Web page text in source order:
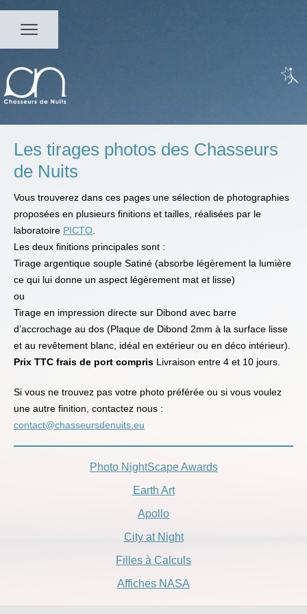
Les tirages photos des Chasseurs
de Nuits
Vous trouverez dans ces pages une sélection de photographies
proposées en plusieurs finitions et tailles, réalisées par le
laboratoire PICTO
Les deux finitions principales sont :
Tirage argentique souple Satiné (absorbe légèrement la lumière
ce qui lui donne un aspect légèrement mat et lisse)
ou
Tirage en impression directe sur Dibond avec barre
d’accrochage au dos (Plaque de Dibond 2mm à la surface lisse
et au revêtement blanc, idéal en extérieur ou en déco intérieur).
Prix TTC frais de port compris Livraison entre 4 et 10 jours.
Si vous ne trouvez pas votre photo préférée ou si vous voulez
une autre finition, contactez nous :
contact@chasseursdenuits.eu
Photo NightScape Awards
Earth Art
Apollo
City at Night
Filles à Calculs
Affiches NASA